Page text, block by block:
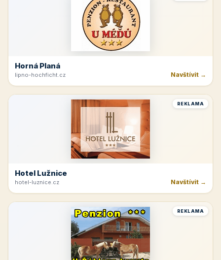
Horná Planá
lipno-hochficht.cz Navštívit →
REKLAMA
Hotel Lužnice
hotel-luznice.cz Navštívit →
REKLAMA